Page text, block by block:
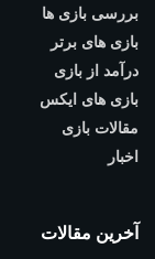
بررسی بازی ها
بازی های برتر
درآمد از بازی
بازی های ایکس
مقالات بازی
اخبار
آخرین مقالات